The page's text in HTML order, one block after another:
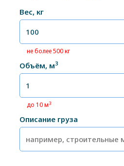
Вес, кг
не более 500 кг
Объём, м3
до 10 м3
Описание груза